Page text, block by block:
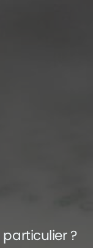
particulier ?